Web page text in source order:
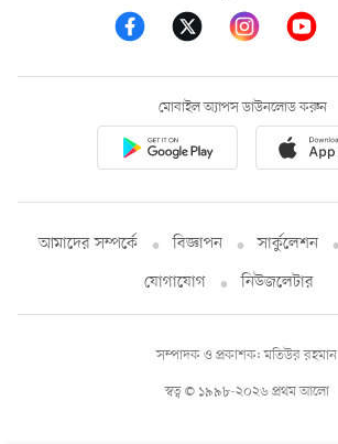
মোবাইল অ্যাপস ডাউনলোড করুন
আমাদের সম্পর্কে বিজ্ঞাপন সার্কুলেশন
যোগাযোগ
নিউজলেটার
স্বত্ব © ১৯৯৮-২০২৬ প্রথম আলো
সম্পাদক ও প্রকাশক: মতিউর রহমান